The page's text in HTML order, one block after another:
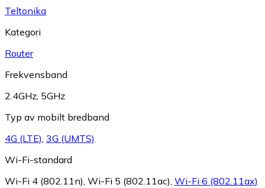
Teltonika
Kategori
Router
Frekvensband
2.4GHz, 5GHz
Typ av mobilt bredband
4G (LTE), 3G (UMTS)
Wi-Fi-standard
Wi-Fi 4 (802.11n), Wi-Fi 5 (802.11ac), Wi-Fi 6 (802.11ax)